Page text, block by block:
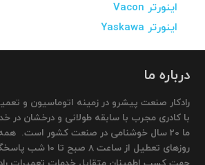
اینورتر Vacon
اینورتر Yaskawa
درباره ما
رادکار صنعت پیشرو در زمینه اتوماسیون و
با کادری مجرب با سابقه طولانی و درخشان در
ما 20 سال خوشنامی در صنعت کشور است.
روزهای تعطیل از